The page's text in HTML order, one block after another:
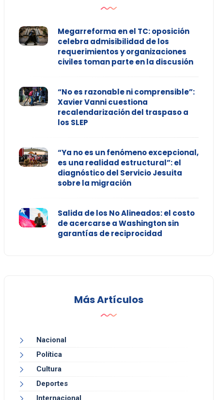
Megarreforma en el TC: oposición
celebra admisibilidad de los
requerimientos y organizaciones
civiles toman parte en la discusión
“No es razonable ni comprensible”:
Xavier Vanni cuestiona
recalendarización del traspaso a
los SLEP
“Ya no es un fenómeno excepcional,
es una realidad estructural”: el
diagnóstico del Servicio Jesuita
sobre la migración
Salida de los No Alineados: el costo
de acercarse a Washington sin
garantías de reciprocidad
Más Artículos
Nacional
Política
Cultura
Deportes